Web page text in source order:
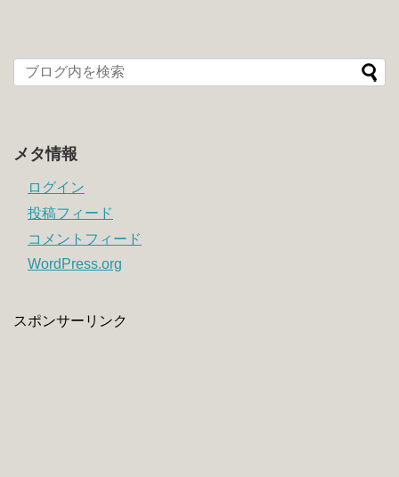
メタ情報
ログイン
投稿フィード
コメントフィード
WordPress.org
スポンサーリンク